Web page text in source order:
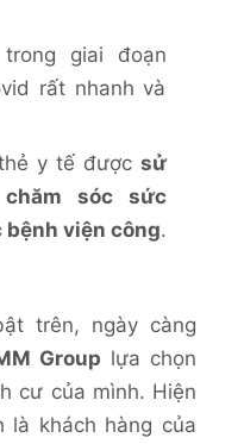
giai đoạn
rất nhanh và
y tế được sử
sóc sức
viện công.
trên, ngày càng
Group lựa chọn
cư của mình. Hiện
khách hàng của